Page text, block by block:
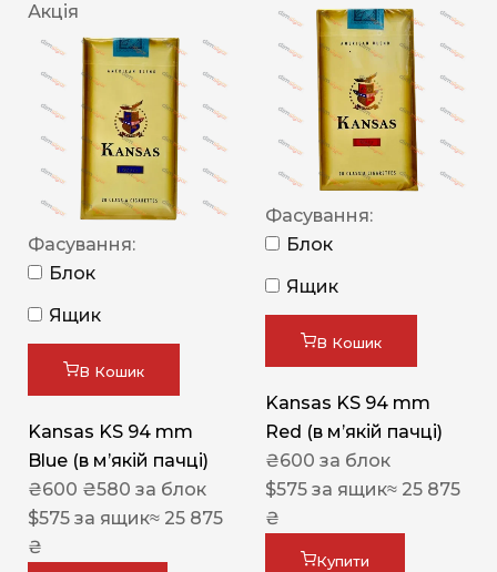
Акція
Фасування:
Блок
Ящик
В Кошик
Kansas KS 94 mm
Blue (в мʼякій пачці)
₴600 ₴580 за блок
$575 за ящик≈ 25 875
₴
Фасування:
Блок
Ящик
В Кошик
Kansas KS 94 mm
Red (в мʼякій пачці)
₴600 за блок
$575 за ящик≈ 25 875
₴
Купити